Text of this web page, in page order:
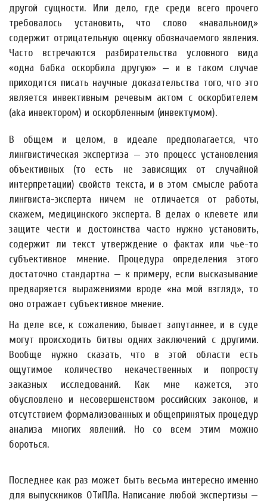
другой сущности. Или дело, где среди всего прочего
требовалось установить, что слово «навальноид»
содержит отрицательную оценку обозначаемого явления.
Часто встречаются разбирательства условного вида
«одна бабка оскорбила другую» — и в таком случае
приходится писать научные доказательства того, что это
является инвективным речевым актом с оскорбителем
(aka инвектором) и оскорбленным (инвектумом).
В общем и целом, в идеале предполагается, что
лингвистическая экспертиза — это процесс установления
объективных (то есть не зависящих от случайной
интерпретации) свойств текста, и в этом смысле работа
лингвиста-эксперта ничем не отличается от работы,
скажем, медицинского эксперта. В делах о клевете или
защите чести и достоинства часто нужно установить,
содержит ли текст утверждение о фактах или чье-то
субъективное мнение. Процедура определения этого
достаточно стандартна — к примеру, если высказывание
предваряется выражениями вроде «на мой взгляд», то
оно отражает субъективное мнение.
На деле все, к сожалению, бывает запутаннее, и в суде
могут происходить битвы одних заключений с другими.
Вообще нужно сказать, что в этой области есть
ощутимое количество некачественных и попросту
заказных исследований. Как мне кажется, это
обусловлено и несовершенством российских законов, и
отсутствием формализованных и общепринятых процедур
анализа многих явлений. Но со всем этим можно
бороться.
Последнее как раз может быть весьма интересно именно
для выпускников ОТиПЛа. Написание любой экспертизы —